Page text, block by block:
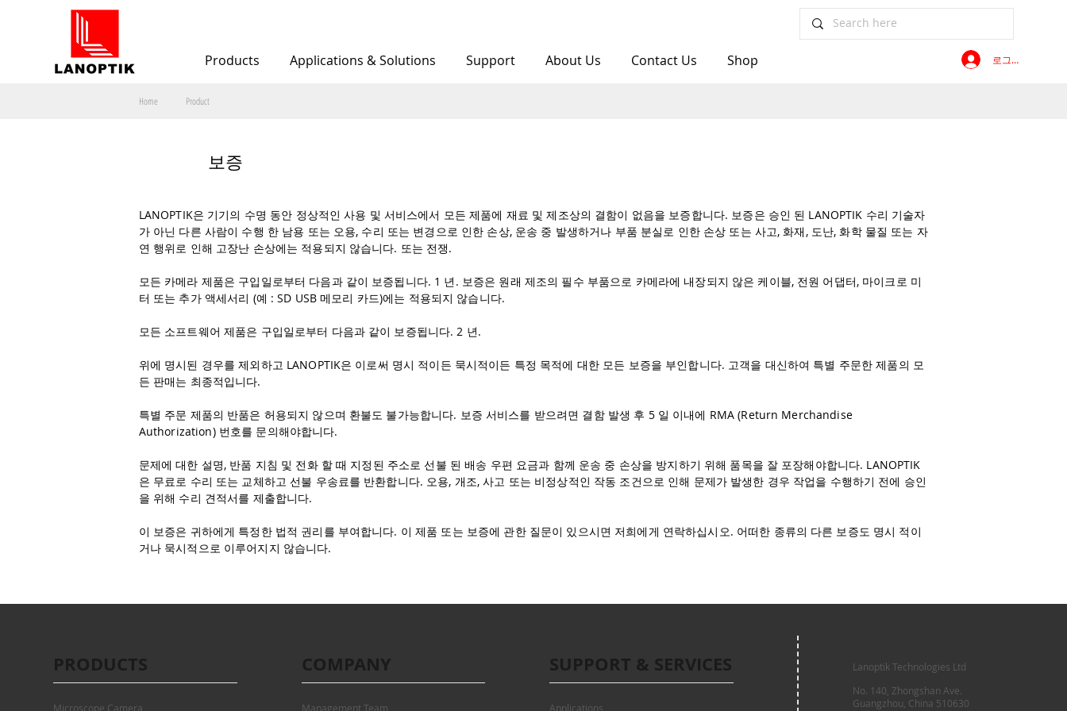
Products Applications & Solutions Support About Us Shop
Contact Us 로그인
보증
LANOPTIK은 기기의 수명 동안 정상적인 사용 및 서비스에서 모든 제품에 재료 및 제조상의 결함이 없음을 보증합니다. 보증은 승인 된 LANOPTIK 수리 기술자
가 아닌 다른 사람이 수행 한 남용 또는 오용, 수리 또는 변경으로 인한 손상, 운송 중 발생하거나 부품 분실로 인한 손상 또는 사고, 화재, 도난, 화학 물질 또는 자
연 행위로 인해 고장난 손상에는 적용되지 않습니다. 또는 전쟁.
모든 카메라 제품은 구입일로부터 다음과 같이 보증됩니다. 1 년. 보증은 원래 제조의 필수 부품으로 카메라에 내장되지 않은 케이블, 전원 어댑터, 마이크로 미
터 또는 추가 액세서리 (예 : SD USB 메모리 카드)에는 적용되지 않습니다.
모든 소프트웨어 제품은 구입일로부터 다음과 같이 보증됩니다. 2 년.
위에 명시된 경우를 제외하고 LANOPTIK은 이로써 명시 적이든 묵시적이든 특정 목적에 대한 모든 보증을 부인합니다. 고객을 대신하여 특별 주문한 제품의 모
든 판매는 최종적입니다.
특별 주문 제품의 반품은 허용되지 않으며 환불도 불가능합니다. 보증 서비스를 받으려면 결함 발생 후 5 일 이내에 RMA (Return Merchandise
Authorization) 번호를 문의해야합니다.
문제에 대한 설명, 반품 지침 및 전화 할 때 지정된 주소로 선불 된 배송 우편 요금과 함께 운송 중 손상을 방지하기 위해 품목을 잘 포장해야합니다. LANOPTIK
은 무료로 수리 또는 교체하고 선불 우송료를 반환합니다. 오용, 개조, 사고 또는 비정상적인 작동 조건으로 인해 문제가 발생한 경우 작업을 수행하기 전에 승인
을 위해 수리 견적서를 제출합니다.
이 보증은 귀하에게 특정한 법적 권리를 부여합니다. 이 제품 또는 보증에 관한 질문이 있으시면 저희에게 연락하십시오. 어떠한 종류의 다른 보증도 명시 적이
거나 묵시적으로 이루어지지 않습니다.
Home Product
Microscope Camera
PRODUCTS
Lanoptik Technologies Ltd
No. 140, Zhongshan Ave.
Guangzhou, China 510630
Management Team
COMPANY
Applications
SUPPORT & SERVICES